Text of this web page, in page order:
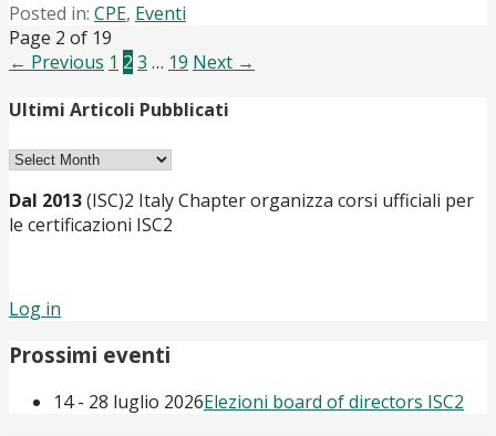
Posted in: CPE, Eventi
Post
navigation
Page 2 of 19
← Previous 1 2 3 … 19 Next →
Ultimi Articoli Pubblicati
Ultimi
Pubblicati
Dal 2013(ISC)2 Italy Chapter organizza corsi ufficiali per
le certificazioni ISC2
Log in
Prossimi eventi
14 - 28 luglio 2026Elezioni board of directors ISC2